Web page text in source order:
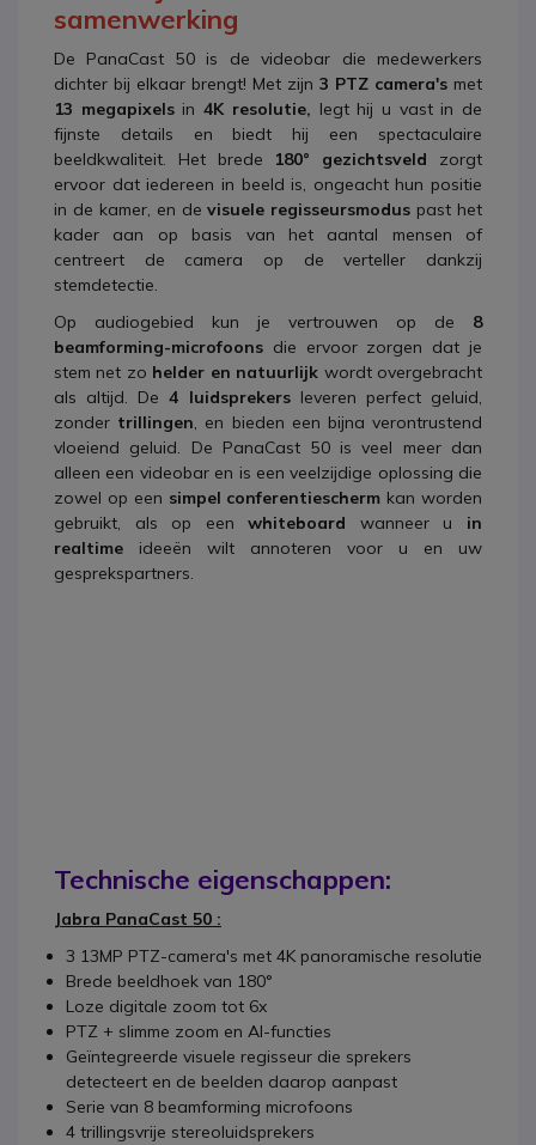
samenwerking
De PanaCast 50 is de videobar die medewerkers
dichter bij elkaar brengt! Met zijn 3 PTZ camera's met
13 megapixelsin4K resolutie, legt hij u vast in de
fijnste details en biedt hij een spectaculaire
beeldkwaliteit. Het brede 180° gezichtsveld zorgt
ervoor dat iedereen in beeld is, ongeacht hun positie
in de kamer, en devisuele regisseursmodus past het
kader aan op basis van het aantal mensen of
centreert de camera op de verteller dankzij
stemdetectie.
Op audiogebied kun je vertrouwen op de 8
beamforming-microfoons die ervoor zorgen dat je
stem net zo helder en natuurlijk wordt overgebracht
als altijd. De4 luidsprekersleveren perfect geluid,
zonder trillingen, en bieden een bijna verontrustend
vloeiend geluid. De PanaCast 50 is veel meer dan
alleen een videobar en is een veelzijdige oplossing die
zowel op een simpel conferentiescherm kan worden
gebruikt, als op eenwhiteboard wanneer u in
realtime ideeën wilt annoteren voor u en uw
gesprekspartners.
Technische eigenschappen:
Jabra PanaCast 50 :
3 13MP PTZ-camera's met 4K panoramische resolutie
Brede beeldhoek van 180°
Loze digitale zoom tot 6x
PTZ + slimme zoom en AI-functies
Geïntegreerde visuele regisseur die sprekers
detecteert en de beelden daarop aanpast
Serie van 8 beamforming microfoons
4 trillingsvrije stereoluidsprekers